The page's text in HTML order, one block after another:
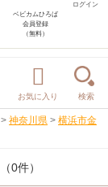
ログイン
ベビカムひろば
会員登録
（無料）
お気に入り 検索
> 神奈川県 > 横浜市金
（0件）